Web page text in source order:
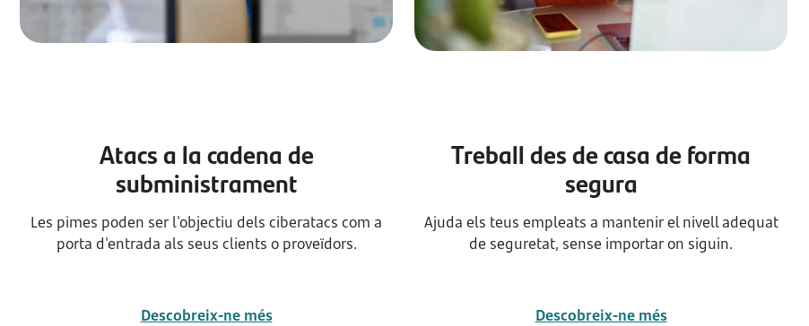
Atacs a la cadena de
subministrament
Les pimes poden ser l'objectiu dels ciberatacs com a
porta d'entrada als seus clients o proveïdors.
Descobreix-ne més
Treball des de casa de forma
segura
Ajuda els teus empleats a mantenir el nivell adequat
de seguretat, sense importar on siguin.
Descobreix-ne més